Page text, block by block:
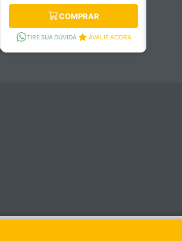
COMPRAR
TIRE SUA DÚVIDA AVALIE AGORA